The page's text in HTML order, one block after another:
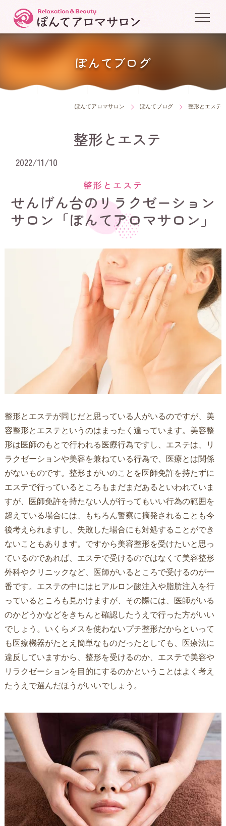
ぽんてブログ
ぽんてアロマサロン ぽんてブログ 整形とエステ
整形とエステ
2022/11/10
せんげん台のリラクゼーション
サロン「ぽんてアロマサロン」
整形とエステ
整形とエステが同じだと思っている人がいるのですが、美
容整形とエステというのはまったく違っています。美容整
形は医師のもとで行われる医療行為ですし、エステは、リ
ラクゼーションや美容を兼ねている行為で、医療とは関係
がないものです。整形まがいのことを医師免許を持たずに
エステで行っているところもまだまだあるといわれていま
すが、医師免許を持たない人が行ってもいい行為の範囲を
超えている場合には、もちろん警察に摘発されることも今
後考えられますし、失敗した場合にも対処することができ
ないこともあります。ですから美容整形を受けたいと思っ
ているのであれば、エステで受けるのではなくて美容整形
外科やクリニックなど、医師がいるところで受けるのが一
番です。エステの中にはヒアルロン酸注入や脂肪注入を行
っているところも見かけますが、その際には、医師がいる
のかどうかなどをきちんと確認したうえで行った方がいい
でしょう。いくらメスを使わないプチ整形だからといって
も医療機器がたとえ簡単なものだったとしても、医療法に
違反していますから、整形を受けるのか、エステで美容や
リラクゼーションを目的にするのかということはよく考え
たうえで選んだほうがいいでしょう。